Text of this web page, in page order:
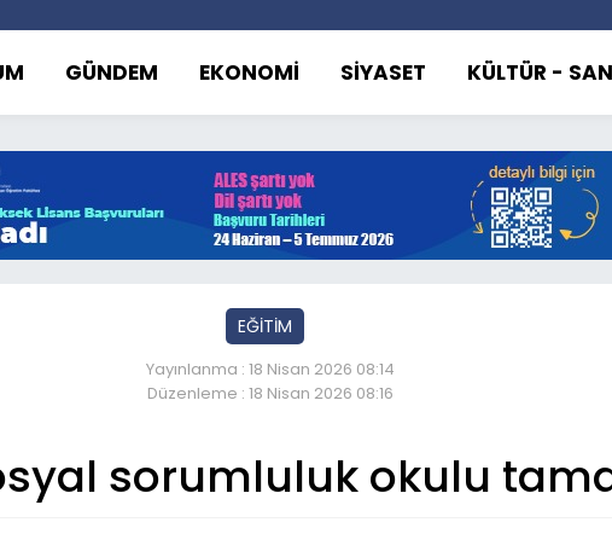
GÜNDEM EKONOMİ SİYASET KÜLTÜR -
EĞİTİM
Yayınlanma : 18 Nisan 2026 08:14
Düzenleme : 18 Nisan 2026 08:16
sorumluluk okulu